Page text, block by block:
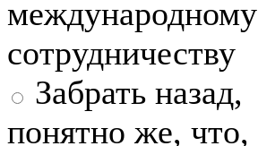
международному
сотрудничеству
Забрать назад,
понятно же, что,